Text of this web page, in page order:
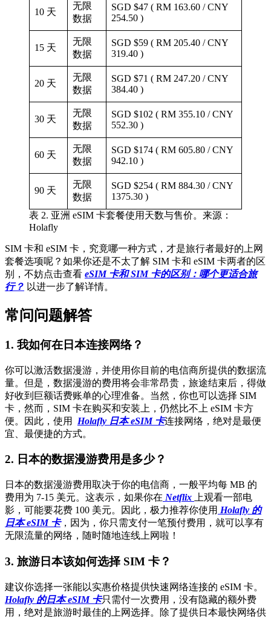
10 天
无限
数据
SGD $47 ( RM 163.60 / CNY
254.50 )
15 天
无限
数据
SGD $59 ( RM 205.40 / CNY
319.40 )
20 天
无限
数据
SGD $71 ( RM 247.20 / CNY
384.40 )
30 天
无限
数据
SGD $102 ( RM 355.10 / CNY
552.30 )
60 天
无限
数据
SGD $174 ( RM 605.80 / CNY
942.10 )
90 天
无限
数据
SGD $254 ( RM 884.30 / CNY
1375.30 )
表 2. 亚洲 eSIM 卡套餐使用天数与售价。来源：
Holafly
SIM 卡和 eSIM 卡，究竟哪一种方式，才是旅行者最好的上网
套餐选项呢？如果你还是不太了解 SIM 卡和 eSIM 卡两者的区
别，不妨点击查看 eSIM 卡和 SIM 卡的区别：哪个更适合旅
行？ 以进一步了解详情。
常问问题解答
1. 我如何在日本连接网络？
你可以激活数据漫游，并使用你目前的电信商所提供的数据流
量。但是，数据漫游的费用将会非常昂贵，旅途结束后，得做
好收到巨额话费账单的心理准备。当然，你也可以选择 SIM
卡，然而，SIM 卡在购买和安装上，仍然比不上 eSIM 卡方
便。因此，使用 Holafly 日本 eSIM 卡连接网络，绝对是最便
宜、最便捷的方式。
2. 日本的数据漫游费用是多少？
日本的数据漫游费用取决于你的电信商，一般平均每 MB 的
费用为 7-15 美元。这表示，如果你在 Netflix
上观看一部电
影，可能要花费 100 美元。因此，极力推荐你使用 Holafly 的
日本 eSIM 卡，因为，你只需支付一笔预付费用，就可以享有
无限流量的网络，随时随地连线上网啦！
3. 旅游日本该如何选择 SIM 卡？
建议你选择一张能以实惠价格提供快速网络连接的 eSIM 卡。
Holafly 的日本 eSIM 卡只需付一次费用，没有隐藏的额外费
用，绝对是旅游时最佳的上网选择。除了提供日本最快网络供